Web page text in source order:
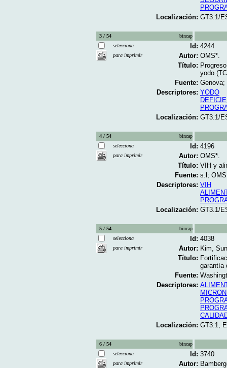
Localización: GT3.1/
3 / 54
bincap
selecciona
para imprimir
Id: 4244
Autor: OMS*.
Título:
yodo
Fuente:
Descriptores: YODO
Localización: GT3.1/
4 / 54
bincap
selecciona
para imprimir
Id: 4196
Autor: OMS*.
Título: VIH y
Fuente: s.l;
Descriptores: VIH
Localización: GT3.1/
5 / 54
bincap
selecciona
para imprimir
Id: 4038
Autor: Kim,
Título:
garantía
Fuente:
Descriptores:
Localización: GT3.1,
6 / 54
bincap
selecciona
para imprimir
Id: 3740
Autor: